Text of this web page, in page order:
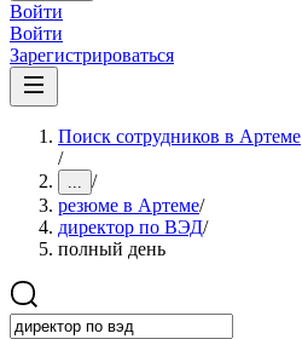
Войти
Войти
Зарегистрироваться
Поиск сотрудников в Артеме
/
... /
резюме в Артеме/
директор по ВЭД/
полный день